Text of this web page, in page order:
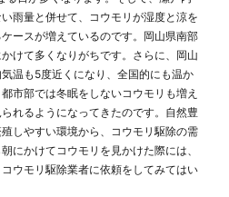
雨量と併せて、コウモリが湿度と涼を
ースが増えているのです。岡山県南部
けて多くなりがちです。さらに、岡山
温も5度近くになり、全国的にも温か
市部では冬眠をしないコウモリも増え
れるようになってきたのです。自然豊
しやすい環境から、コウモリ駆除の需
にかけてコウモリを見かけた際には、
ウモリ駆除業者に依頼をしてみてはい